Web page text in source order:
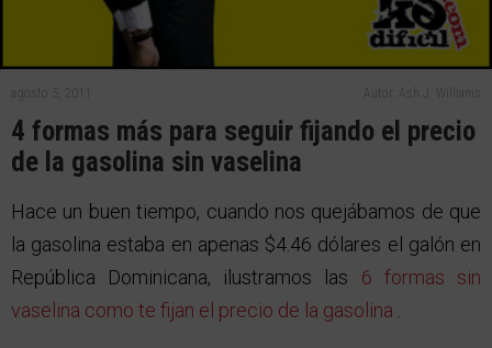
agosto 5, 2011 Autor: Ash J. Williams
4 formas más para seguir fijando el precio
de la gasolina sin vaselina
Hace un buen tiempo, cuando nos quejábamos de que
la gasolina estaba en apenas $4.46 dólares el galón en
República Dominicana, ilustramos las 6 formas sin
vaselina como te fijan el precio de la gasolina